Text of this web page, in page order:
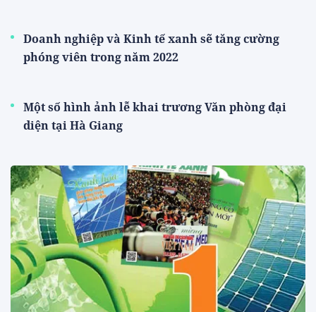
Doanh nghiệp và Kinh tế xanh sẽ tăng cường
phóng viên trong năm 2022
Một số hình ảnh lễ khai trương Văn phòng đại
diện tại Hà Giang